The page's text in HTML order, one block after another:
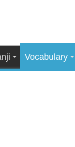
Vocabulary